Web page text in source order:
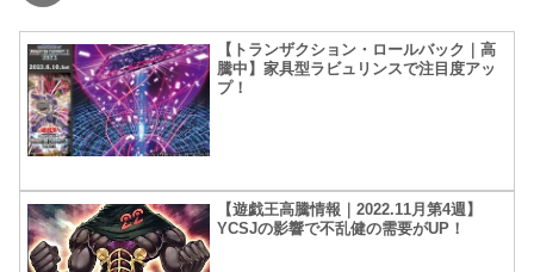
【トランザクション・ロールバック｜高
騰中】家具型ラビュリンスで注目度アッ
プ！
【遊戯王高騰情報｜2022.11月第4週】
YCSJの影響で不乱健の需要がUP！